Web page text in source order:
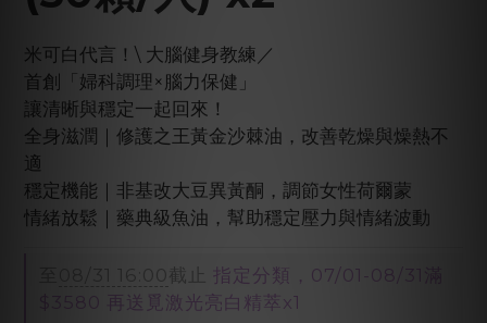
米可白代言！\ 大腦健身教練／
首創「婦科調理×腦力保健」
讓清晰與穩定一起回來！
全身滋潤｜修護之王黃金沙棘油，改善乾燥與燥熱不
適
穩定機能｜非基改大豆異黃酮，調節女性荷爾蒙
情緒放鬆｜藥典級魚油，幫助穩定壓力與情緒波動
08/31 16:00 截止 指定分類，07/01-08/31滿
$3580 再送覓激光亮白精萃x1